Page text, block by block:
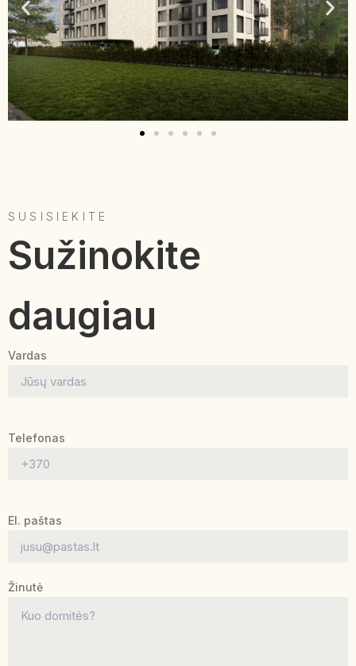
SUSISIEKITE
Sužinokite
daugiau
Vardas
Telefonas
El. paštas
Žinutė